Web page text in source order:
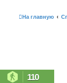
На главную
110